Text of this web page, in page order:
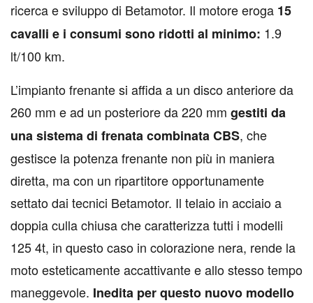
ricerca e sviluppo di Betamotor. Il motore eroga 15
cavalli e i consumi sono ridotti al minimo: 1.9
lt/100 km.
L’impianto frenante si affida a un disco anteriore da
260 mm e ad un posteriore da 220 mm gestiti da
una sistema di frenata combinata CBS, che
gestisce la potenza frenante non più in maniera
diretta, ma con un ripartitore opportunamente
settato dai tecnici Betamotor. Il telaio in acciaio a
doppia culla chiusa che caratterizza tutti i modelli
125 4t, in questo caso in colorazione nera, rende la
moto esteticamente accattivante e allo stesso tempo
maneggevole. Inedita per questo nuovo modello